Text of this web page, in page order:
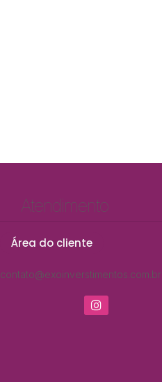
Atendimento
Área do cliente
contato@exoinverstimentos.com.br